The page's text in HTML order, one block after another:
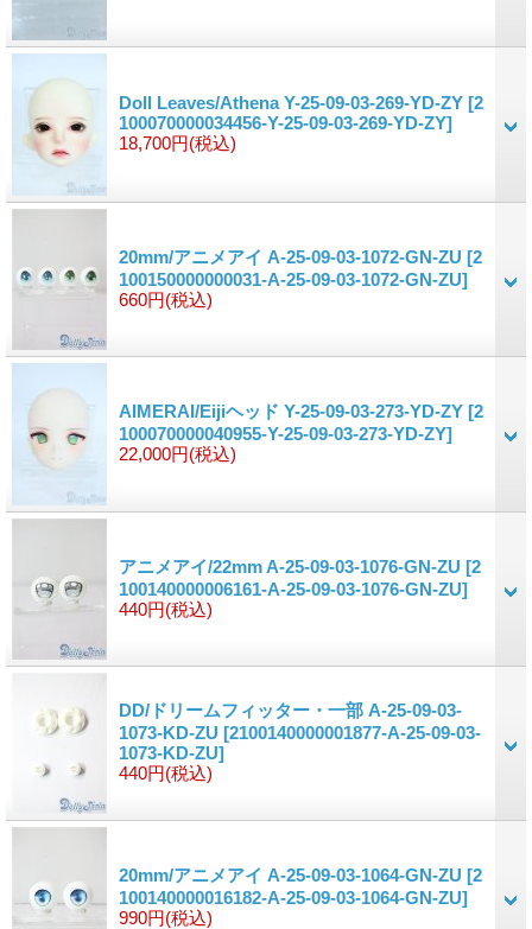
Doll Leaves/Athena Y-25-09-03-269-YD-ZY [2
100070000034456-Y-25-09-03-269-YD-ZY]
18,700円(税込)
20mm/アニメアイ A-25-09-03-1072-GN-ZU [2
100150000000031-A-25-09-03-1072-GN-ZU]
660円(税込)
AIMERAI/Eijiヘッド Y-25-09-03-273-YD-ZY [2
100070000040955-Y-25-09-03-273-YD-ZY]
22,000円(税込)
アニメアイ/22mm A-25-09-03-1076-GN-ZU [2
100140000006161-A-25-09-03-1076-GN-ZU]
440円(税込)
DD/ドリームフィッター・一部 A-25-09-03-
1073-KD-ZU [2100140000001877-A-25-09-03-
1073-KD-ZU]
440円(税込)
20mm/アニメアイ A-25-09-03-1064-GN-ZU [2
100140000016182-A-25-09-03-1064-GN-ZU]
990円(税込)